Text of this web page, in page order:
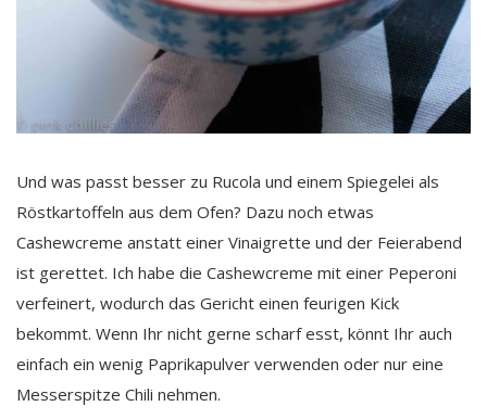
Und was passt besser zu Rucola und einem Spiegelei als
Röstkartoffeln aus dem Ofen? Dazu noch etwas
Cashewcreme anstatt einer Vinaigrette und der Feierabend
ist gerettet. Ich habe die Cashewcreme mit einer Peperoni
verfeinert, wodurch das Gericht einen feurigen Kick
bekommt. Wenn Ihr nicht gerne scharf esst, könnt Ihr auch
einfach ein wenig Paprikapulver verwenden oder nur eine
Messerspitze Chili nehmen.